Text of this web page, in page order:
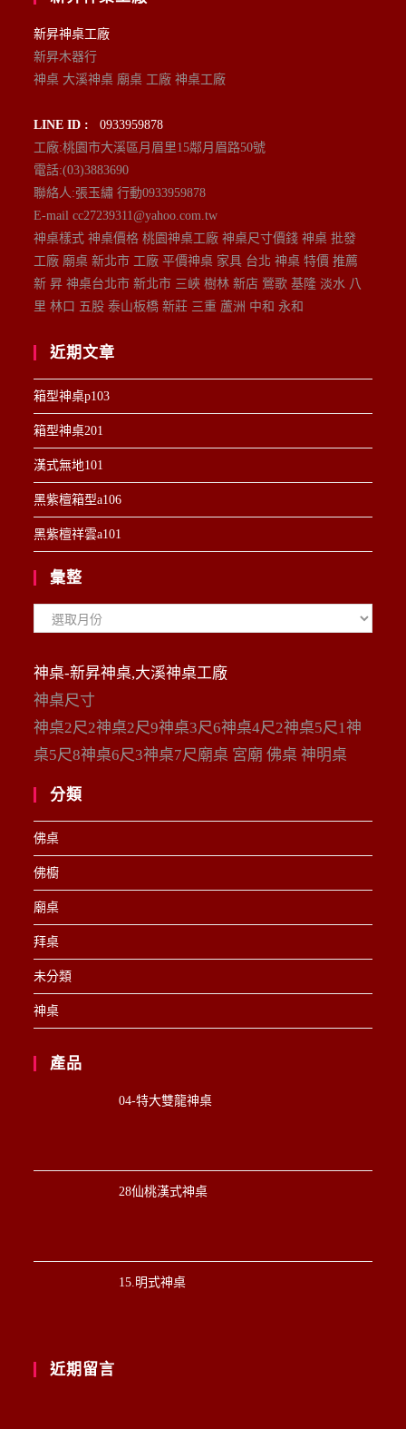
新昇神桌工廠
新昇木器行
神桌 大溪神桌 廟桌 工廠 神桌工廠
LINE ID :
0933959878
工廠:桃園市大溪區月眉里15鄰月眉路50號
電話:(03)3883690
聯絡人:張玉繡 行動0933959878
E-mail cc27239311@yahoo.com.tw
神桌樣式 神桌價格 桃園神桌工廠 神桌尺寸價錢 神桌 批發
工廠 廟桌 新北市 工廠 平價神桌 家具 台北 神桌 特價 推薦
新 昇 神桌台北市 新北市 三峽 樹林 新店 鶯歌 基隆 淡水 八
里 林口 五股 泰山板橋 新莊 三重 蘆洲 中和 永和
近期文章
箱型神桌p103
箱型神桌201
漢式無地101
黑紫檀箱型a106
黑紫檀祥雲a101
彙整
神桌-新昇神桌,大溪神桌工廠
神桌尺寸
神桌2尺2神桌2尺9神桌3尺6神桌4尺2神桌5尺1神
桌5尺8神桌6尺3神桌7尺廟桌 宮廟 佛桌 神明桌
分類
佛桌
佛櫥
廟桌
拜桌
未分類
神桌
產品
04-特大雙龍神桌
28仙桃漢式神桌
15.明式神桌
近期留言